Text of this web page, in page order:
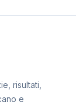
risultati,
e